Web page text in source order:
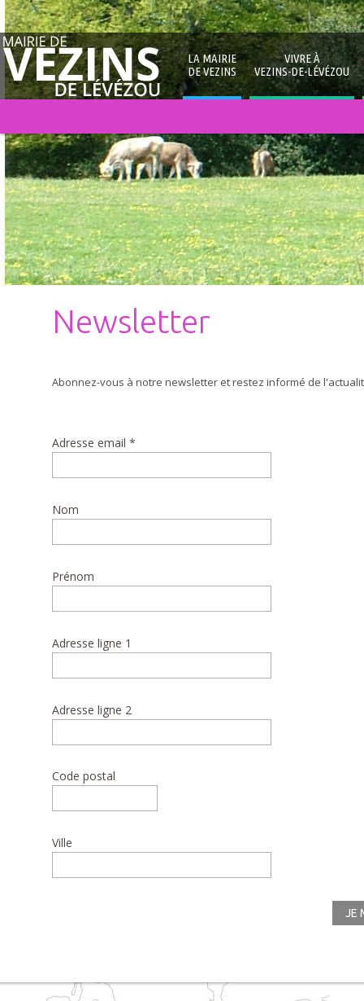
LA MAIRIE
DE VEZINS
VIVRE À
VEZINS-DE-LÉVÉZOU
Newsletter
Abonnez-vous à notre newsletter et restez informé de
Adresse email *
Nom
Prénom
Adresse ligne 1
Adresse ligne 2
Code postal
Ville